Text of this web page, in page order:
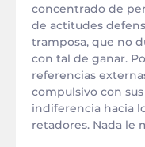
concentrado de
de actitudes
tramposa, que no
con tal de ganar.
referencias
compulsivo con
indiferencia hacia
retadores. Nada le